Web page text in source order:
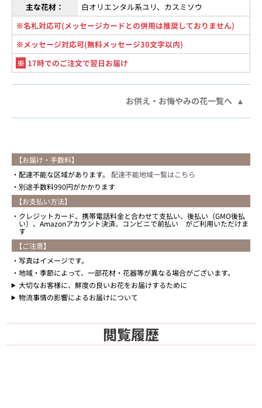
主な花材：
白オリエンタル系ユリ、カスミソウ
※名札対応可(メッセージカードとの併用は推奨しておりません)
※メッセージ対応可(無料メッセージ30文字以内)
※ 17時でのご注文で翌日お届け
お供え・お悔やみの花一覧へ
【お届け・手数料】
配達不能な区域があります。 配達不能地域一覧はこちら
別途手数料990円がかかります
【お支払い方法】
クレジットカード、携帯電話料金と合わせて支払い、後払い（GMO後払
い）、Amazonアカウント決済、コンビニで前払い がご利用いただけま
す
【ご注意】
写真はイメージです。
地域・季節によって、一部花材・花器等が異なる場合がございます。
大切なお客様に、鮮度の良いお花をお届けするために
物流事情の影響によるお届けについて
閲覧履歴